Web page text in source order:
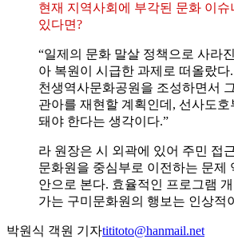
현재 지역사회에 부각된 문화 이슈
있다면?
“일제의 문화 말살 정책으로 사라
아 복원이 시급한 과제로 떠올랐다
천생역사문화공원을 조성하면서
관아를 재현할 계획인데, 선사도호
돼야 한다는 생각이다.”
라 원장은 시 외곽에 있어 주민 접
문화원을 중심부로 이전하는 문제
안으로 본다. 효율적인 프로그램
가는 구미문화원의 행보는 인상적
박원식 객원 기자tititoto@hanmail.net